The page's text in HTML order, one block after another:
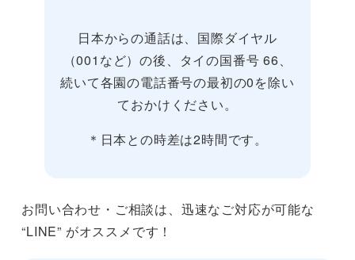
日本からの通話は、国際ダイヤル
（001など）の後、タイの国番号 66、
続いて各園の電話番号の最初の0を除い
ておかけください。
＊日本との時差は2時間です。
お問い合わせ・ご相談は、迅速なご対応が可能な
“LINE” がオススメです！